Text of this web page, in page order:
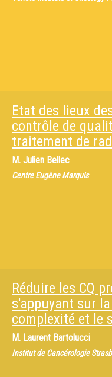
Etat des lieux
contrôle de
traitement de
M. Julien Bellec
Centre Eugène Marquis
Réduire les CQ
s'appuyant sur la
complexité et le
M. Laurent Bartolucci
Institut de Cancérologie